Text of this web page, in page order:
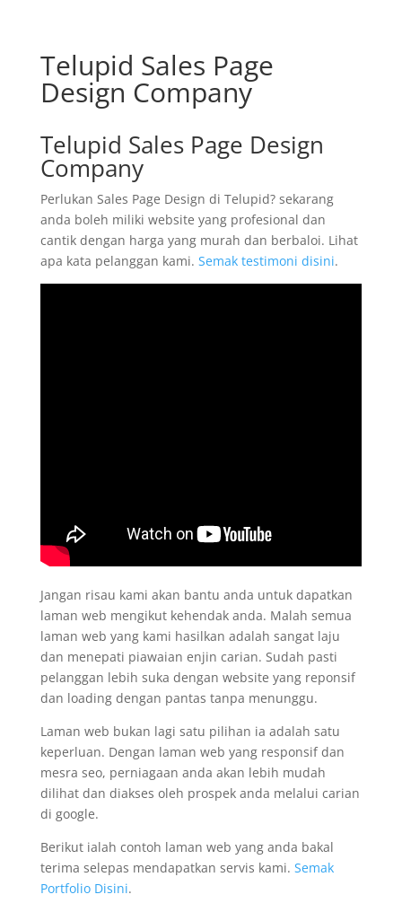
Telupid Sales Page
Design Company
Telupid Sales Page Design
Company
Perlukan Sales Page Design di Telupid? sekarang
anda boleh miliki website yang profesional dan
cantik dengan harga yang murah dan berbaloi. Lihat
apa kata pelanggan kami. Semak testimoni disini.
Jangan risau kami akan bantu anda untuk dapatkan
laman web mengikut kehendak anda. Malah semua
laman web yang kami hasilkan adalah sangat laju
dan menepati piawaian enjin carian. Sudah pasti
pelanggan lebih suka dengan website yang reponsif
dan loading dengan pantas tanpa menunggu.
Laman web bukan lagi satu pilihan ia adalah satu
keperluan. Dengan laman web yang responsif dan
mesra seo, perniagaan anda akan lebih mudah
dilihat dan diakses oleh prospek anda melalui carian
di google.
Berikut ialah contoh laman web yang anda bakal
terima selepas mendapatkan servis kami. Semak
Portfolio Disini.